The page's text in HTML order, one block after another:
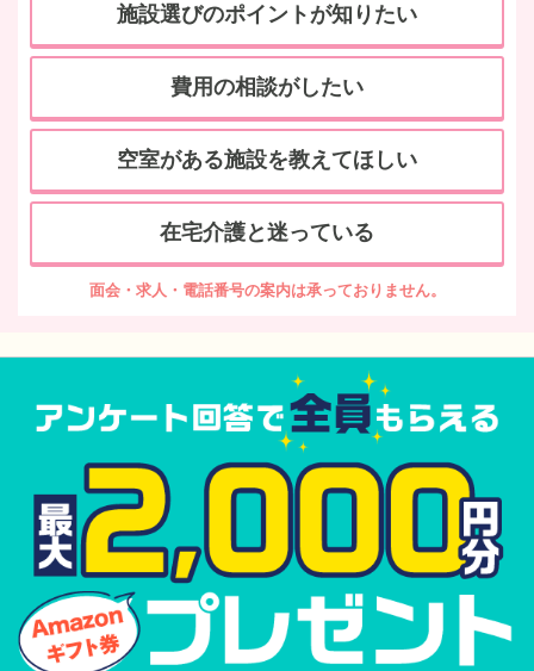
施設選びのポイントが知りたい
費用の相談がしたい
空室がある施設を教えてほしい
在宅介護と迷っている
面会・求人・電話番号の案内は承っておりません。